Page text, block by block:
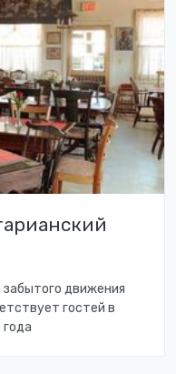
движения
гостей в